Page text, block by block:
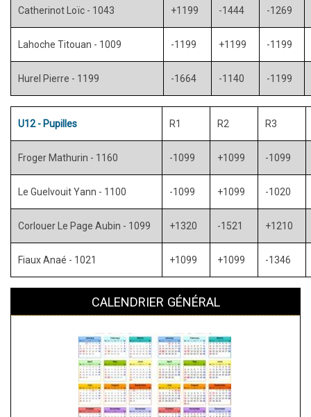
Catherinot Loïc - 1043 +1199 -1444 -1269
Lahoche Titouan - 1009 -1199 +1199 -1199
Hurel Pierre - 1199 -1664 -1140 -1199
U12 - Pupilles R1 R2 R3
Froger Mathurin - 1160 -1099 +1099 -1099
Le Guelvouit Yann - 1100 -1099 +1099 -1020
Corlouer Le Page Aubin - 1099 +1320 -1521 +1210
Fiaux Anaé - 1021 +1099 +1099 -1346
CALENDRIER GÉNÉRAL